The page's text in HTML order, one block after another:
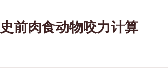
前肉食动物咬力计算